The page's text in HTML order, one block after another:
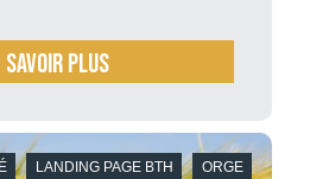
savoir plus
LANDING PAGE BTH ORGE